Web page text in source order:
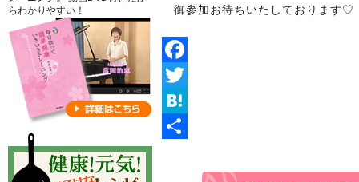
御参加お待ちいたしております♡
Facebook
Twitter
Hatena
らわかりやすい！